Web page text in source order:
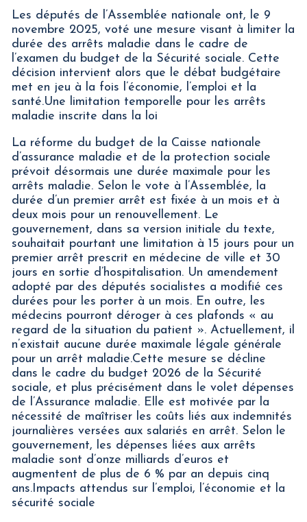
Les députés de l’Assemblée nationale ont, le 9
novembre 2025, voté une mesure visant à limiter la
durée des arrêts maladie dans le cadre de
l’examen du budget de la Sécurité sociale. Cette
décision intervient alors que le débat budgétaire
met en jeu à la fois l’économie, l’emploi et la
santé.Une limitation temporelle pour les arrêts
maladie inscrite dans la loi
La réforme du budget de la Caisse nationale
d’assurance maladie et de la protection sociale
prévoit désormais une durée maximale pour les
arrêts maladie. Selon le vote à l’Assemblée, la
durée d’un premier arrêt est fixée à un mois et à
deux mois pour un renouvellement. Le
gouvernement, dans sa version initiale du texte,
souhaitait pourtant une limitation à 15 jours pour un
premier arrêt prescrit en médecine de ville et 30
jours en sortie d’hospitalisation. Un amendement
adopté par des députés socialistes a modifié ces
durées pour les porter à un mois. En outre, les
médecins pourront déroger à ces plafonds « au
regard de la situation du patient ». Actuellement, il
n’existait aucune durée maximale légale générale
pour un arrêt maladie.Cette mesure se décline
dans le cadre du budget 2026 de la Sécurité
sociale, et plus précisément dans le volet dépenses
de l’Assurance maladie. Elle est motivée par la
nécessité de maîtriser les coûts liés aux indemnités
journalières versées aux salariés en arrêt. Selon le
gouvernement, les dépenses liées aux arrêts
maladie sont d’onze milliards d’euros et
augmentent de plus de 6 % par an depuis cinq
ans.Impacts attendus sur l’emploi, l’économie et la
sécurité sociale